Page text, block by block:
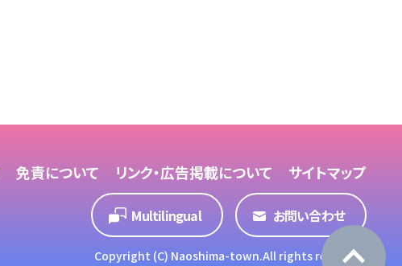
免責について リンク・広告掲載について サイトマップ
Multilingual お問い合わせ
Copyright (C) Naoshima-town.All rights reserved.